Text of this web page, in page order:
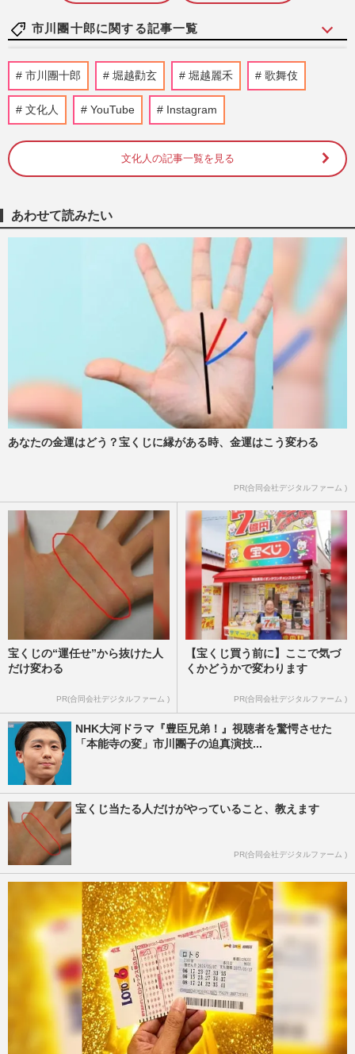
市川團十郎に関する記事一覧
《映画『国宝』BEST》吉沢亮＆横浜流
星“200億円の男”へ、河合雪之丞「血と
芸」の人生、市川海老蔵に香川…
吉沢亮＆横浜流星の『国宝』が100億円突
破!気になる実際の歌舞伎界は「映画より
週刊女性2025年9月9日号
長谷川理恵「ハリネズミみたい」ルート治
療に感激！窪田正孝、福原愛、市川團十郎
ら芸能人はなぜ“刺す”の…
週刊女性PRIME
市川團十郎、占い師・木下レオン氏への再
婚相談に「娘の前でこんな話題出すなよ」
視聴者から指摘された“デ…
週刊女性PRIME
市川團十郎のコンパクト襲名興行に「先代
市川團十郎 堀越勸玄 堀越麗禾 歌舞伎
文化人 YouTube Instagram
文化人の記事一覧を見る
あわせて読みたい
あなたの金運はどう？宝くじに縁がある時、金運はこう変わる
PR(合同会社デジタルファーム )
宝くじの“運任せ”から抜けた人
だけ変わる
PR(合同会社デジタルファーム )
【宝くじ買う前に】ここで気づ
くかどうかで変わります
PR(合同会社デジタルファーム )
NHK大河ドラマ『豊臣兄弟！』視聴者を驚愕させた
「本能寺の変」市川團子の迫真演技...
宝くじ当たる人だけがやっていること、教えます
PR(合同会社デジタルファーム )